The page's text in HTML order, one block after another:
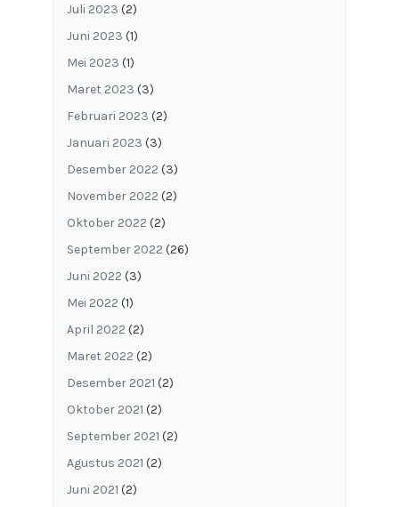
Juli 2023 (2)
Juni 2023 (1)
Mei 2023 (1)
Maret 2023 (3)
Februari 2023 (2)
Januari 2023 (3)
Desember 2022 (3)
November 2022 (2)
Oktober 2022 (2)
September 2022 (26)
Juni 2022 (3)
Mei 2022 (1)
April 2022 (2)
Maret 2022 (2)
Desember 2021 (2)
Oktober 2021 (2)
September 2021 (2)
Agustus 2021 (2)
Juni 2021 (2)